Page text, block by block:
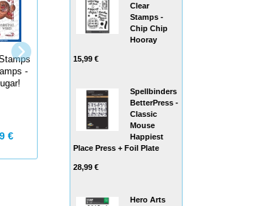
-
€
Art Impressions
with dies MB
Stanzen
14,99 €
Clear
Stamps -
Chip Chip
Hooray
15,99 €
Spellbinders
BetterPress -
Classic
Mouse
Happiest
Place Press + Foil Plate
28,99 €
Hero Arts